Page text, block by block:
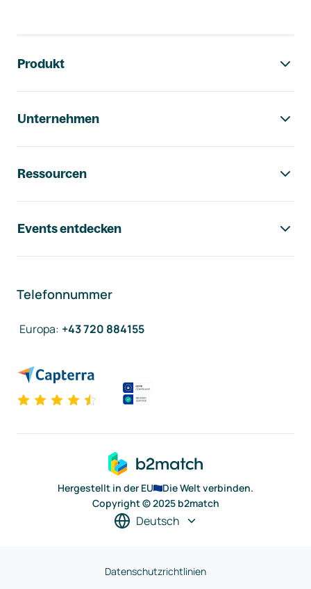
Produkt
Unternehmen
Ressourcen
Events entdecken
Telefonnummer
Europa: +43 720 884155
Hergestellt in der EU
Die Welt verbinden.
Copyright © 2025 b2match
Deutsch
Datenschutzrichtlinien